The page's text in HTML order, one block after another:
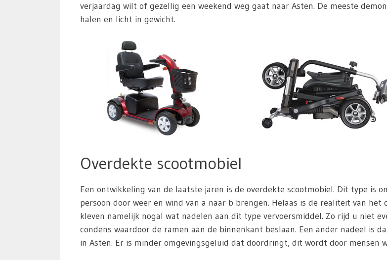
verjaardag wilt of gezellig een weekend weg gaat naar Asten. De meeste
halen en licht in gewicht.
Overdekte scootmobiel
Een ontwikkeling van de laatste jaren is de overdekte scootmobiel. Dit type is
persoon door weer en wind van a naar b brengen. Helaas is de realiteit van
kleven namelijk nogal wat nadelen aan dit type vervoersmiddel. Zo rijd u niet
condens waardoor de ramen aan de binnenkant beslaan. Een ander nadeel is
in Asten. Er is minder omgevingsgeluid dat doordringt, dit wordt door mensen